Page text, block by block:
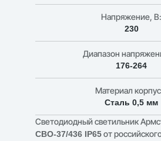
Напряжение, В:
230
Диапазон
176-264
Материал
Сталь 0,5 мм
Светодиодный светильник
СВО-37/436 IP65от